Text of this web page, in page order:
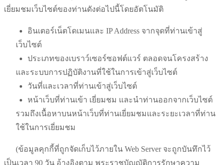
เยี่ยมชมเว็บไซต์ของท่านดังต่อไปนี้โดยอัตโนมัติ
อินเตอร์เน็ตโดเมนและ IP Address จากจุดที่ท่านเข้าสู่
เว็บไซต์
ประเภทของเบราว์เซอร์ซอฟต์แวร์ ตลอดจนโครงสร้าง
และระบบการปฏิบัติงานที่ใช้ในการเข้าสู่เว็บไซต์
วันที่และเวลาที่ท่านเข้าสู่เว็บไซต์
หน้าเว็บที่ท่านเข้า เยี่ยมชม และนำท่านออกจากเว็บไซต์
รวมถึงเนื้อหาบนหน้าเว็บที่ท่านเยี่ยมชมและระยะเวลาที่ท่าน
ใช้ในการเยี่ยมชม
(ข้อมูลคุกกี้ที่ถูกจัดเก็บไว้ภายใน Web Server จะถูกบันทึกไว้
เป็นเวลา 90 วัน อ้างอิงตาม พระราชบัญญัติการรักษาความ